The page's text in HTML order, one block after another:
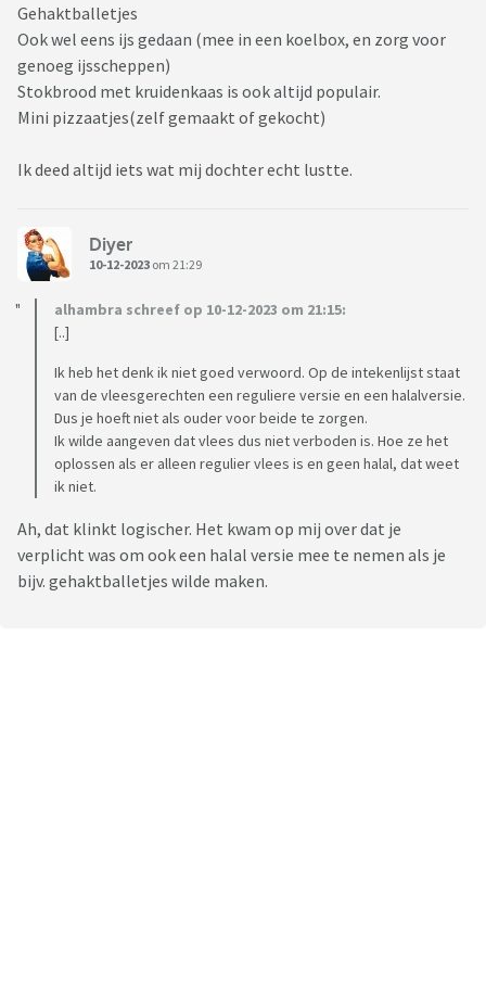
Gehaktballetjes
Ook wel eens ijs gedaan (mee in een koelbox, en zorg voor
genoeg ijsscheppen)
Stokbrood met kruidenkaas is ook altijd populair.
Mini pizzaatjes(zelf gemaakt of gekocht)
Ik deed altijd iets wat mij dochter echt lustte.
Diyer
10-12-2023 om 21:29
alhambra schreef op 10-12-2023 om 21:15:
[..]
Ik heb het denk ik niet goed verwoord. Op de intekenlijst staat
van de vleesgerechten een reguliere versie en een halalversie.
Dus je hoeft niet als ouder voor beide te zorgen.
Ik wilde aangeven dat vlees dus niet verboden is. Hoe ze het
oplossen als er alleen regulier vlees is en geen halal, dat weet
ik niet.
Ah, dat klinkt logischer. Het kwam op mij over dat je
verplicht was om ook een halal versie mee te nemen als je
bijv. gehaktballetjes wilde maken.